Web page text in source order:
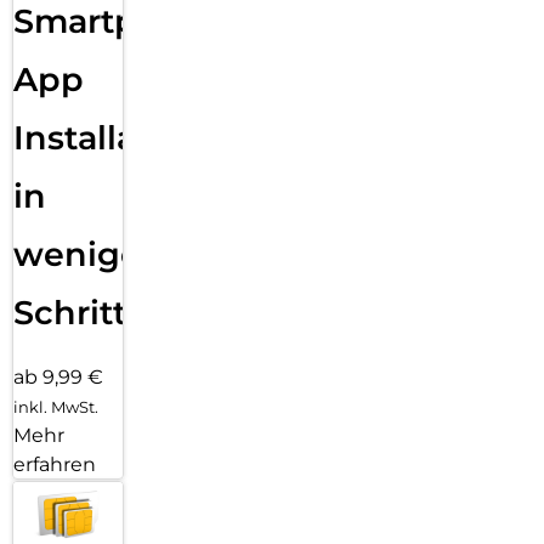
alles ohne dein iPhone. Und jetzt bist du mit schnellem 5G
unterwegs noch besser verbunden.
WEGWEISENDE ARMBÄNDER.
Armbandstyles mit unendlich vielen Möglichkeiten für alles,
ausgehst.
Smartphone
App
Installation
in
wenigen
Schritten
ab 9,99 €
inkl. MwSt.
Mehr
erfahren